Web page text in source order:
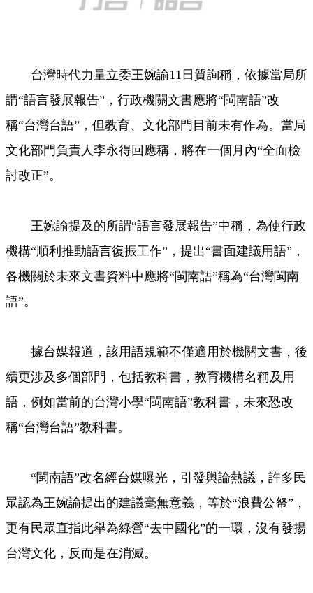
台灣時代力量立委王婉諭11日質詢稱，依據當局所
謂“語言發展報告”，行政機關文書應將“閩南語”改
稱“台灣台語”，但教育、文化部門目前未有作為。當局
文化部門負責人李永得回應稱，將在一個月內“全面檢
討改正”。
王婉諭提及的所謂“語言發展報告”中稱，為使行政
機構“順利推動語言復振工作”，提出“書面建議用語”，
各機關於未來文書資料中應將“閩南語”稱為“台灣閩南
語”。
據台媒報道，該用語規範不僅適用於機關文書，後
續更涉及多個部門，包括教科書，教育機構名稱及用
語，例如當前的台灣小學“閩南語”教科書，未來恐改
稱“台灣台語”教科書。
“閩南語”改名經台媒曝光，引發輿論熱議，許多民
眾認為王婉諭提出的建議毫無意義，等於“浪費公帑”，
更有民眾直指此舉為綠營“去中國化”的一環，沒有發揚
台灣文化，反而是在消滅。